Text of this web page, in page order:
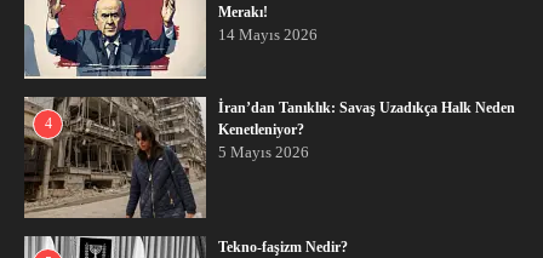
Merakı!
14 Mayıs 2026
4
İran’dan Tanıklık: Savaş Uzadıkça Halk Neden
Kenetleniyor?
5 Mayıs 2026
Tekno-faşizm Nedir?